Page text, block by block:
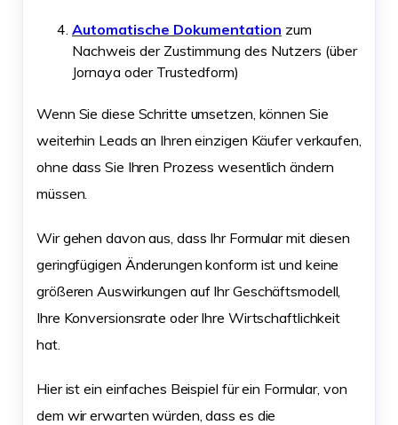
Automatische Dokumentation zum
Nachweis der Zustimmung des Nutzers (über
Jornaya oder Trustedform)
Wenn Sie diese Schritte umsetzen, können Sie
weiterhin Leads an Ihren einzigen Käufer verkaufen,
ohne dass Sie Ihren Prozess wesentlich ändern
müssen.
Wir gehen davon aus, dass Ihr Formular mit diesen
geringfügigen Änderungen konform ist und keine
größeren Auswirkungen auf Ihr Geschäftsmodell,
Ihre Konversionsrate oder Ihre Wirtschaftlichkeit
hat.
Hier ist ein einfaches Beispiel für ein Formular, von
dem wir erwarten würden, dass es die